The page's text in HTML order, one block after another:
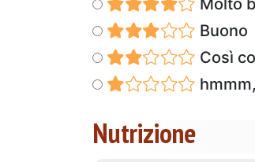
Molto
Buono
Così
Nutrizione